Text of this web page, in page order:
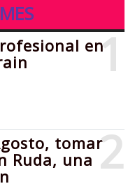
1
en
2
tomar
Ruda, una